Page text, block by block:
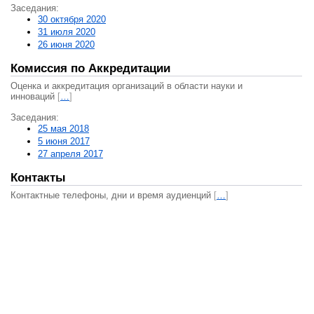
Заседания:
30 октября 2020
31 июля 2020
26 июня 2020
Комиссия по Аккредитации
Оценка и аккредитация организаций в области науки и
инноваций […]
Заседания:
25 мая 2018
5 июня 2017
27 апреля 2017
Контакты
Контактные телефоны, дни и время аудиенций […]